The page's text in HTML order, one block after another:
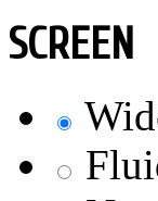
SCREEN